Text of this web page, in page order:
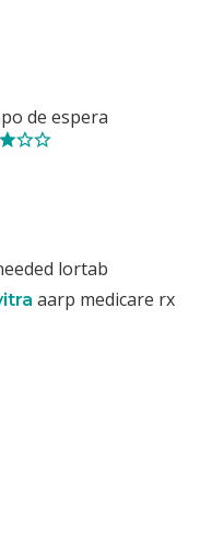
de espera
lortab
aarp medicare rx